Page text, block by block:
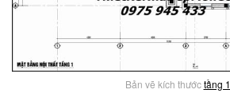
Bản vẽ kích thướctầng 1